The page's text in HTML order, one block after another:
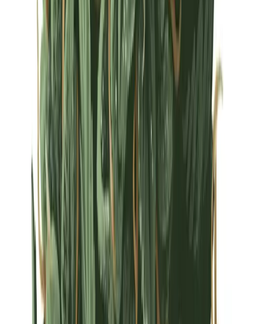
Strains